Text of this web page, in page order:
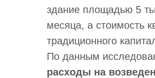
здание площадью 5
месяца, а стоимость
традиционного
По данным
расходы на